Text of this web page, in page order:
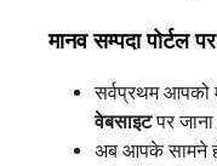
मानव सम्पदा पोर्टल
सर्वप्रथम आपको
वेबसाइटपर जाना
अब आपके सामने